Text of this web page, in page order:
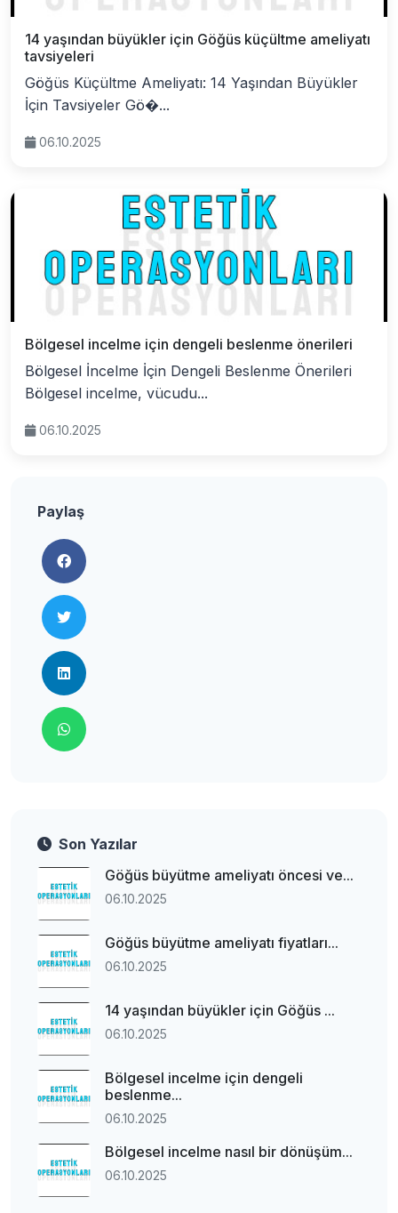
14 yaşından büyükler için Göğüs küçültme ameliyatı
tavsiyeleri
Göğüs Küçültme Ameliyatı: 14 Yaşından Büyükler
İçin Tavsiyeler Gö�...
06.10.2025
Bölgesel incelme için dengeli beslenme önerileri
Bölgesel İncelme İçin Dengeli Beslenme Önerileri
Bölgesel incelme, vücudu...
06.10.2025
Paylaş
Son Yazılar
Göğüs büyütme ameliyatı öncesi ve...
06.10.2025
Göğüs büyütme ameliyatı fiyatları...
06.10.2025
14 yaşından büyükler için Göğüs ...
06.10.2025
Bölgesel incelme için dengeli
beslenme...
06.10.2025
Bölgesel incelme nasıl bir dönüşüm...
06.10.2025